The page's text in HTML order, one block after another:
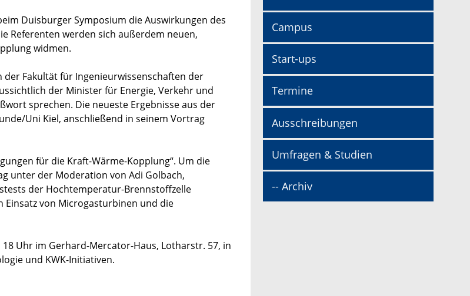
Duisburger Symposium die Auswirkungen des
Referenten werden sich außerdem neuen,
widmen.
Fakultät für Ingenieurwissenschaften der
der Minister für Energie, Verkehr und
sprechen. Die neueste Ergebnisse aus der
Uni Kiel, anschließend in seinem Vortrag
für die Kraft-Wärme-Kopplung“. Um die
unter der Moderation von Adi Golbach,
der Hochtemperatur-Brennstoffzelle
Einsatz von Microgasturbinen und die
Uhr im Gerhard-Mercator-Haus, Lotharstr. 57, in
und KWK-Initiativen.
Campus
Start-ups
Termine
Ausschreibungen
Umfragen & Studien
-- Archiv